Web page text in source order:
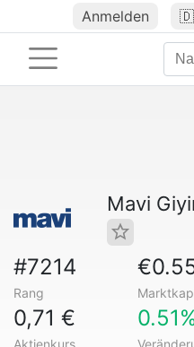
Anmelden
Mavi
#7214
Rang
0,71 €
Aktienkurs